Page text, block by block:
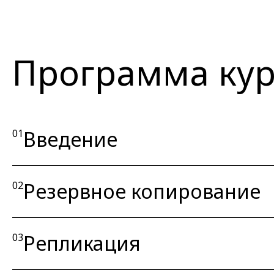
Программа
01 Введение
02Резервное копирование
03Репликация